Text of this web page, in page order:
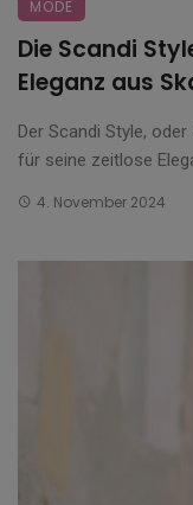
MODE
Die Scandi
Eleganz aus
Der Scandi Style,
für seine zeitlose
4. November 2024